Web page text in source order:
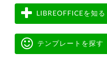
LIBREOFFICEを知る
テンプレートを探す